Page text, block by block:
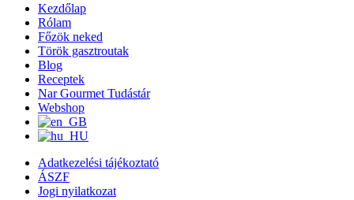
Kezdőlap
Rólam
Főzök neked
Török gasztroutak
Blog
Receptek
Nar Gourmet Tudástár
Webshop
Adatkezelési tájékoztató
ÁSZF
Jogi nyilatkozat